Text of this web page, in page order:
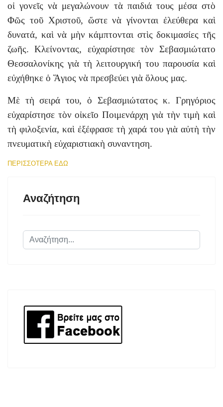
οἱ γονεῖς νὰ μεγαλώνουν τὰ παιδιά τους μέσα στὸ
Φῶς τοῦ Χριστοῦ, ὥστε νὰ γίνονται ἐλεύθερα καὶ
δυνατά, καὶ νὰ μὴν κάμπτονται στὶς δοκιμασίες τῆς
ζωῆς. Κλείνοντας, εὐχαρίστησε τὸν Σεβασμιώτατο
Θεσσαλονίκης γιὰ τὴ λειτουργική του παρουσία καὶ
εὐχήθηκε ὁ Ἅγιος νὰ πρεσβεύει γιὰ ὅλους μας.
Μὲ τὴ σειρά του, ὁ Σεβασμιώτατος κ. Γρηγόριος
εὐχαρίστησε τὸν οἰκεῖο Ποιμενάρχη γιὰ τὴν τιμὴ καὶ
τὴ φιλοξενία, καὶ ἐξέφρασε τὴ χαρά του γιὰ αὐτὴ τὴν
πνευματικὴ εὐχαριστιακὴ συναντηση.
ΠΕΡΙΣΣΟΤΕΡΑ ΕΔΩ
Αναζήτηση
Αναζήτηση...